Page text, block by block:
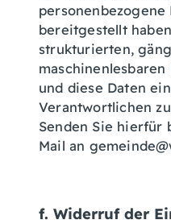
personenbezogene
bereitgestellt
strukturierten,
und diese Daten
Verantwortlichen
Senden Sie hierfür
Mail an
f. Widerruf der